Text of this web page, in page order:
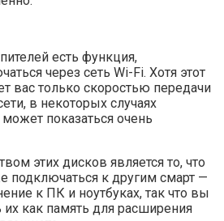
есть функция,
через сеть Wi-Fi. Хотя этот
вас только скоростью передачи
в некоторых случаях
показаться очень
этих дисков является то, что
подключаться к другим смарт —
к ПК и ноутбуках, так что вы
как память для расширения